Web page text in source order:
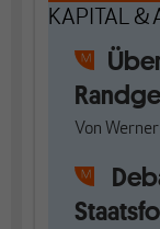
KAPITAL &
Von